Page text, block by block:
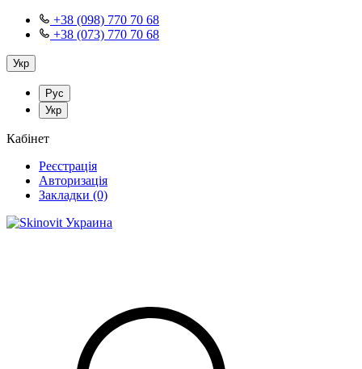
+38 (098) 770 70 68
+38 (073) 770 70 68
Укр
Рус
Укр
Кабінет
Реєстрація
Авторизація
Закладки (0)